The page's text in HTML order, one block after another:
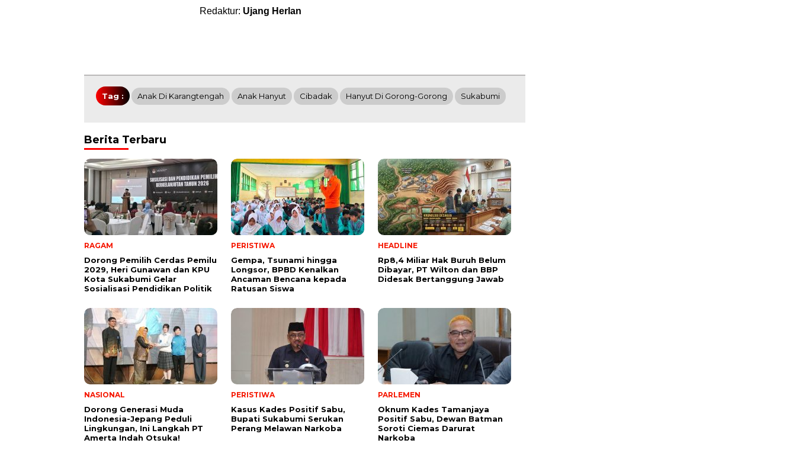
Redaktur: Ujang Herlan
Tag : Anak Di Karangtengah Anak Hanyut Cibadak Hanyut Di Gorong-Gorong Sukabumi
Berita Terbaru
RAGAM
Dorong Pemilih Cerdas Pemilu
2029, Heri Gunawan dan KPU
Kota Sukabumi Gelar
Sosialisasi Pendidikan Politik
PERISTIWA
Gempa, Tsunami hingga
Longsor, BPBD Kenalkan
Ancaman Bencana kepada
Ratusan Siswa
HEADLINE
Rp8,4 Miliar Hak Buruh Belum
Dibayar, PT Wilton dan BBP
Didesak Bertanggung Jawab
NASIONAL
Dorong Generasi Muda
Indonesia-Jepang Peduli
Lingkungan, Ini Langkah PT
Amerta Indah Otsuka!
PERISTIWA
Kasus Kades Positif Sabu,
Bupati Sukabumi Serukan
Perang Melawan Narkoba
PARLEMEN
Oknum Kades Tamanjaya
Positif Sabu, Dewan Batman
Soroti Ciemas Darurat
Narkoba